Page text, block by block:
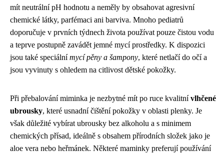
mít neutrální pH hodnotu a neměly by obsahovat agresivní
chemické látky, parfémaci ani barviva. Mnoho pediatrů
doporučuje v prvních týdnech života používat pouze čistou vodu
a teprve postupně zavádět jemné mycí prostředky. K dispozici
jsou také speciálnímycí pěny a šampony, které netlačí do očí a
jsou vyvinuty s ohledem na citlivost dětské pokožky.
Při přebalování miminka je nezbytné mít po ruce kvalitnívlhčené
ubrousky, které usnadní čištění pokožky v oblasti plenky. Je
však důležité vybírat ubrousky bez alkoholu a s minimem
chemických přísad, ideálně s obsahem přírodních složek jako je
aloe vera nebo heřmánek. Některé maminky preferují používání